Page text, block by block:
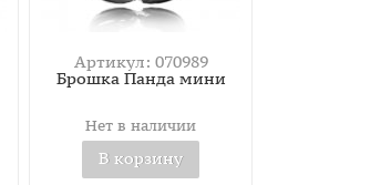
Артикул: 070989
Брошка Панда мини
Нет в наличии
В корзину